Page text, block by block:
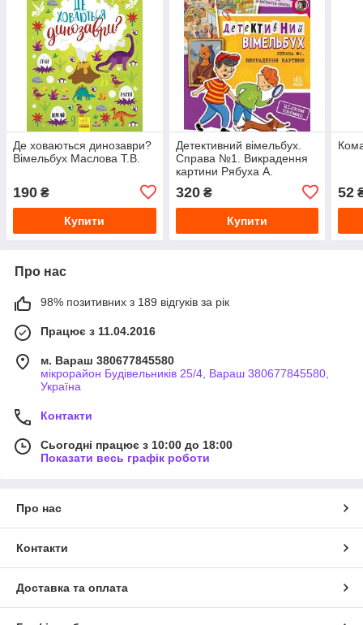
Де ховаються динозаври?
Вімельбух Маслова Т.В.
190 ₴
Купити
Детективний вімельбух.
Справа №1. Викрадення
картини Рябуха А.
320₴
Купити
52
Про нас
98% позитивних з 189 відгуків за рік
Працює з 11.04.2016
м. Вараш 380677845580
мікрорайон Будівельників 25/4, Вараш 380677845580,
Україна
Контакти
Сьогодні працює з 10:00 до 18:00
Показати весь графік роботи
Про нас
Контакти
Доставка та оплата